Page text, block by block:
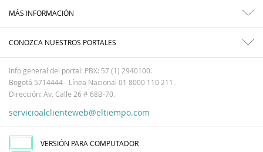
MÁS INFORMACIÓN
CONOZCA NUESTROS PORTALES
Info general del portal: PBX: 57 (1) 2940100.
Bogotá 5714444 - Línea Nacional 01 8000 110 211.
Dirección: Av. Calle 26 # 68B-70.
servicioalclienteweb@eltiempo.com
VERSIÓN PARA COMPUTADOR